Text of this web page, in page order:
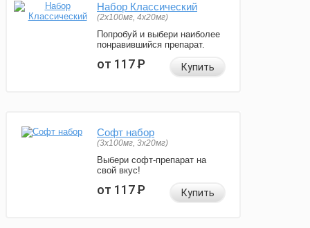
Набор Классический
(2x100мг, 4x20мг)
Попробуй и выбери наиболее
понравившийся препарат.
от 117Р Купить
Софт набор
(3x100мг, 3x20мг)
Выбери софт-препарат на
свой вкус!
от 117Р Купить